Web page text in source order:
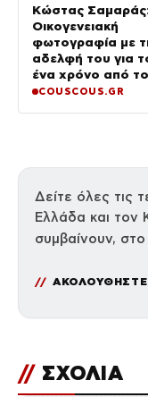
Κώστας
Οικογενειακή
φωτογραφία με
αδελφή του για
ένα χρόνο από
θάνατό της
COUSCOUS.GR
Δείτε όλες τις
Ελλάδα και τον
συμβαίνουν, στο
// ΣΧΟΛΙΑ